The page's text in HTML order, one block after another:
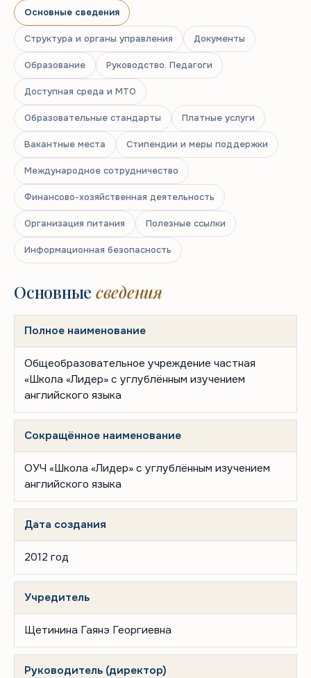
Основные сведения
Структура и органы управления Документы
Образование Руководство. Педагоги
Доступная среда и МТО
Образовательные стандарты Платные услуги
Вакантные места Стипендии и меры поддержки
Международное сотрудничество
Финансово-хозяйственная деятельность
Организация питания Полезные ссылки
Информационная безопасность
Основные сведения
Полное наименование
Общеобразовательное учреждение частная
«Школа «Лидер» с углублённым изучением
английского языка
Сокращённое наименование
ОУЧ «Школа «Лидер» с углублённым изучением
английского языка
Дата создания
2012 год
Учредитель
Щетинина Гаянэ Георгиевна
Руководитель (директор)